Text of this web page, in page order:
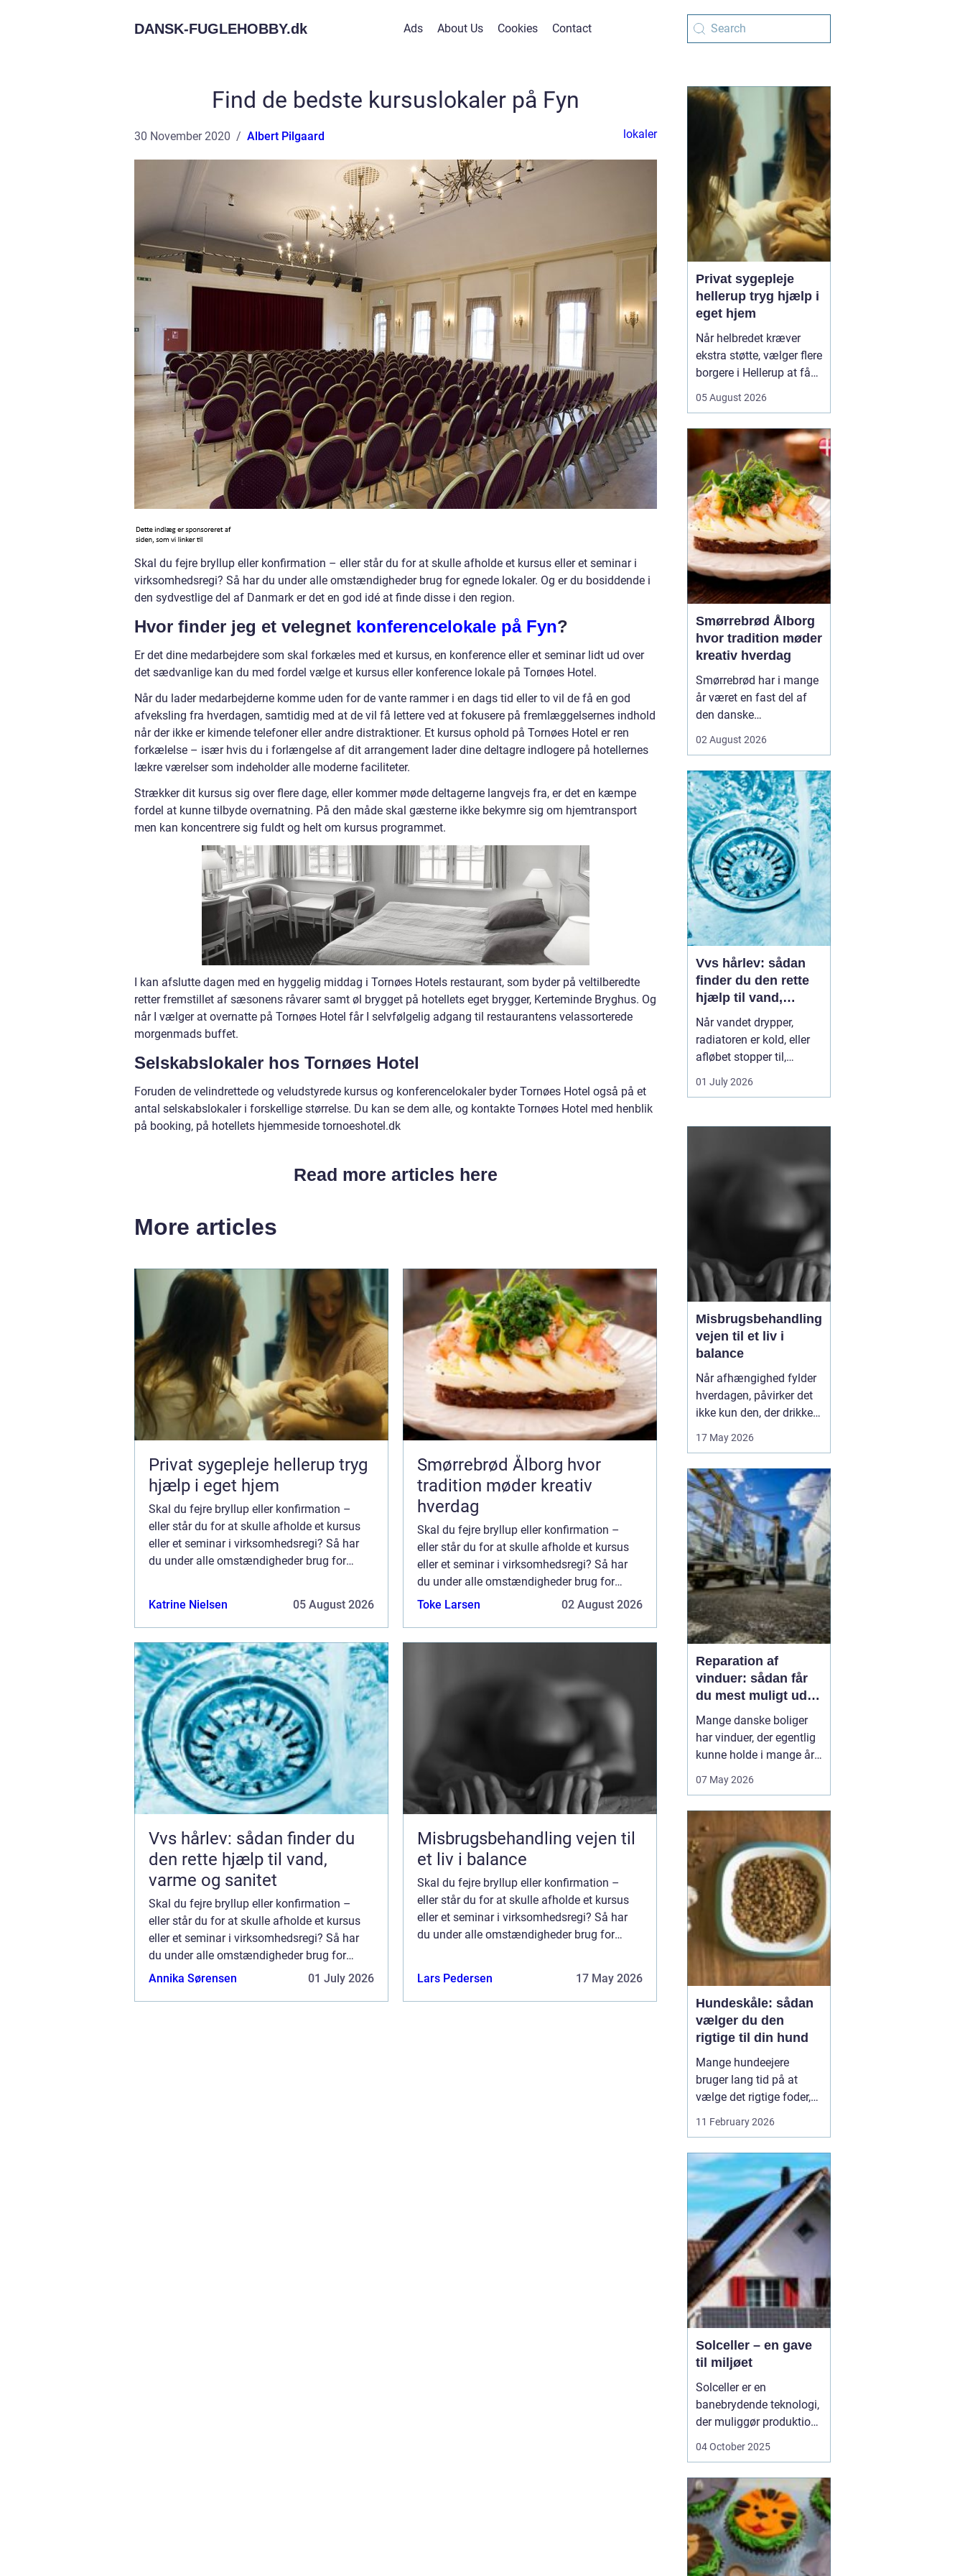
DANSK-FUGLEHOBBY.dk Ads About Us Cookies Contact
Find de bedste kursuslokaler på Fyn
30 November 2020 Albert Pilgaard lokaler
Skal du fejre bryllup eller konfirmation – eller står du for at skulle afholde et kursus eller et seminar i
virksomhedsregi? Så har du under alle omstændigheder brug for egnede lokaler. Og er du bosiddende i
den sydvestlige del af Danmark er det en god idé at finde disse i den region.
Hvor finder jeg et velegnet konferencelokale på Fyn?
Er det dine medarbejdere som skal forkæles med et kursus, en konference eller et seminar lidt ud over
det sædvanlige kan du med fordel vælge et kursus eller konference lokale på Tornøes Hotel.
Når du lader medarbejderne komme uden for de vante rammer i en dags tid eller to vil de få en god
afveksling fra hverdagen, samtidig med at de vil få lettere ved at fokusere på fremlæggelsernes indhold
når der ikke er kimende telefoner eller andre distraktioner. Et kursus ophold på Tornøes Hotel er ren
forkælelse – især hvis du i forlængelse af dit arrangement lader dine deltagre indlogere på hotellernes
lækre værelser som indeholder alle moderne faciliteter.
Strækker dit kursus sig over flere dage, eller kommer møde deltagerne langvejs fra, er det en kæmpe
fordel at kunne tilbyde overnatning. På den måde skal gæsterne ikke bekymre sig om hjemtransport
men kan koncentrere sig fuldt og helt om kursus programmet.
I kan afslutte dagen med en hyggelig middag i Tornøes Hotels restaurant, som byder på veltilberedte
retter fremstillet af sæsonens råvarer samt øl brygget på hotellets eget brygger, Kerteminde Bryghus. Og
når I vælger at overnatte på Tornøes Hotel får I selvfølgelig adgang til restaurantens velassorterede
morgenmads buffet.
Selskabslokaler hos Tornøes Hotel
Foruden de velindrettede og veludstyrede kursus og konferencelokaler byder Tornøes Hotel også på et
antal selskabslokaler i forskellige størrelse. Du kan se dem alle, og kontakte Tornøes Hotel med henblik
på booking, på hotellets hjemmeside tornoeshotel.dk
Read more articles here
More articles
Privat sygepleje hellerup tryg
hjælp i eget hjem
Skal du fejre bryllup eller konfirmation –
eller står du for at skulle afholde et kursus
eller et seminar i virksomhedsregi? Så har
du under alle omstændigheder brug for
Katrine Nielsen 05 August 2026
Smørrebrød Ålborg hvor
tradition møder kreativ
hverdag
Skal du fejre bryllup eller konfirmation –
eller står du for at skulle afholde et kursus
eller et seminar i virksomhedsregi? Så har
du under alle omstændigheder brug for
egnede lokaler. Og er du bosiddende i den
Toke Larsen 02 August 2026
Vvs hårlev: sådan finder du
den rette hjælp til vand,
varme og sanitet
Skal du fejre bryllup eller konfirmation –
eller står du for at skulle afholde et kursus
eller et seminar i virksomhedsregi? Så har
du under alle omstændigheder brug for
egnede lokaler. Og er du bosiddende i den
Annika Sørensen 01 July 2026
Misbrugsbehandling vejen til
et liv i balance
Skal du fejre bryllup eller konfirmation –
eller står du for at skulle afholde et kursus
eller et seminar i virksomhedsregi? Så har
du under alle omstændigheder brug for
Lars Pedersen 17 May 2026
Privat sygepleje
hellerup tryg hjælp i
eget hjem
Når helbredet kræver
ekstra støtte, vælger flere
borgere i Hellerup at få
sygepleje i hjemmet. Det
nærvær og kontinuitet i
hverdagen, som kan
være svær at finde i et
travlt offentligt
sundhedsvæsen. Med
privat ...
05 August 2026
Smørrebrød Ålborg
hvor tradition møder
kreativ hverdag
Smørrebrød har i mange
år været en fast del af
den danske
Aalborg har klassikeren
en blanding af klassiske
stykker, lokale råvarer og
moderne anretninger, der
taler til både den travle
hverdag og de sæ...
02 August 2026
Vvs hårlev: sådan
finder du den rette
hjælp til vand,
varme og sanitet
Når vandet drypper,
radiatoren er kold, eller
afløbet stopper til,
mærker du hurtigt, hvor
afhængig du er af
installationer. I Hårlev og
rolle for både private
01 July 2026
Misbrugsbehandling
vejen til et liv i
balance
Når afhængighed fylder
hverdagen, påvirker det
ikke kun den, der drikker,
medicin. Hele familien
Mange går længe alene
med problemerne, før de
søger hjælp. Her kan
misbrugsbehandling
være et afgørende...
17 May 2026
Reparation af
vinduer: sådan får
du mest muligt ud af
dine gamle rammer
Mange danske boliger
har vinduer, der egentlig
kunne holde i mange år
rigtige pleje. I stedet
for tidligt. Med den rette
reparation af vinduer
kan du bevare husets
oprindelige udtryk,
forbedre ko...
07 May 2026
Hundeskåle: sådan
vælger du den
rigtige til din hund
Mange hundeejere
bruger lang tid på at
vælge det rigtige foder,
men selve skålen bliver
ofte en eftertanke. Det er
har...
11 February 2026
Solceller – en gave
til miljøet
Solceller er en
banebrydende teknologi,
der muliggør produktion
af elektricitet ved at
kan man omdanne
solens energi til grøn
strøm, der kan bruges til
at drive husholdni...
04 October 2025